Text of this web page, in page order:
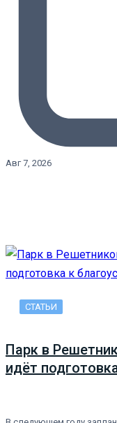
Авг 7, 2026
СТАТЬИ
Парк в
идёт